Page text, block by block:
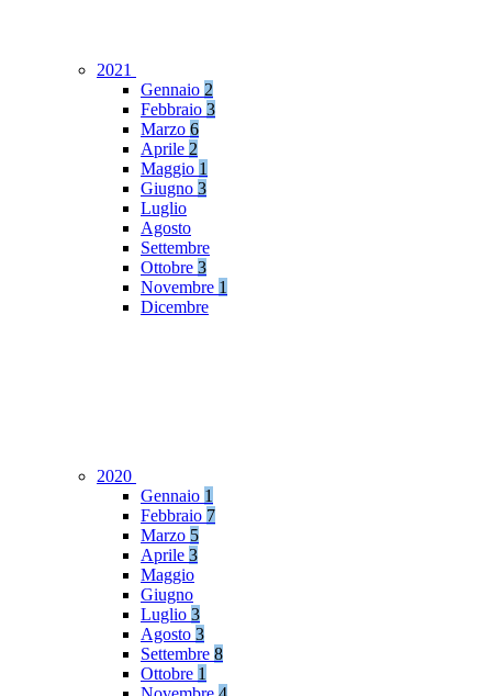
2021
Gennaio 2
Febbraio 3
Marzo 6
Aprile 2
Maggio 1
Giugno 3
Luglio
Agosto
Settembre
Ottobre 3
Novembre 1
Dicembre
2020
Gennaio 1
Febbraio 7
Marzo 5
Aprile 3
Maggio
Giugno
Luglio 3
Agosto 3
Settembre 8
Ottobre 1